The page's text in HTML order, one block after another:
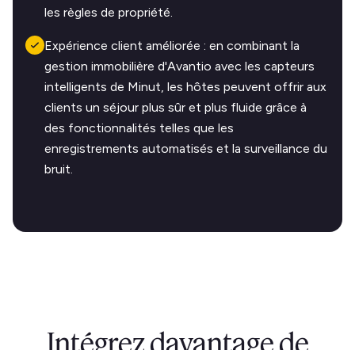
les règles de propriété.
Expérience client améliorée : en combinant la
gestion immobilière d'Avantio avec les capteurs
intelligents de Minut, les hôtes peuvent offrir aux
clients un séjour plus sûr et plus fluide grâce à
des fonctionnalités telles que les
enregistrements automatisés et la surveillance du
bruit.